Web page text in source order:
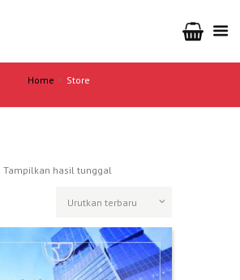
Home Store
Tampilkan hasil tunggal